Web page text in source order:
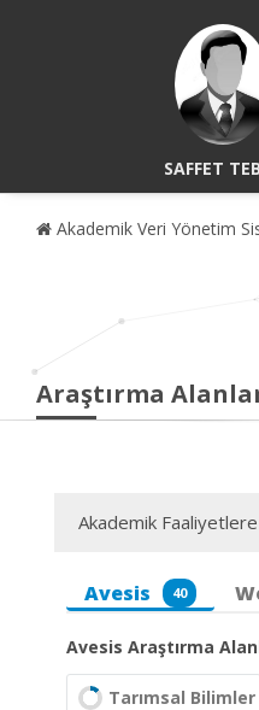
SAFFET
Akademik Veri Yönetim
Araştırma
Akademik Faaliyetlere
Avesis 40
Avesis Araştırma
Tarımsal Bilimler